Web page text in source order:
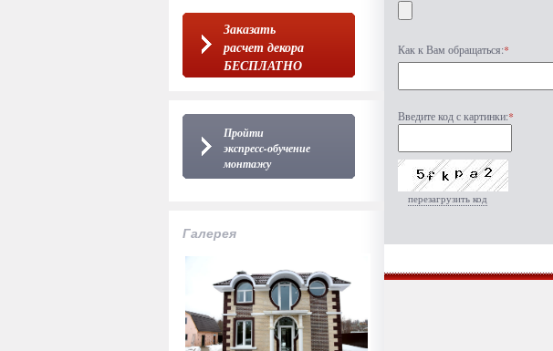
Заказать
расчет декора
БЕСПЛАТНО
Пройти
экспресс-обучение
монтажу
Галерея
Как к Вам обращаться:*
Введите код с картинки:*
перезагрузить код